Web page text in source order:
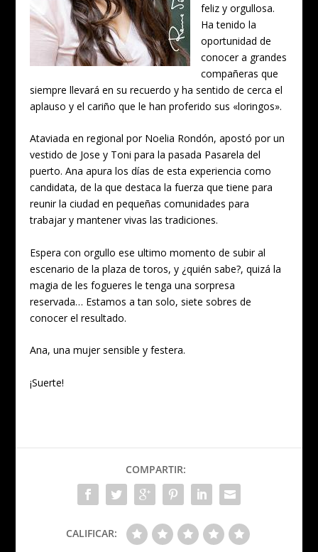
feliz y orgullosa.
Ha tenido la
oportunidad de
conocer a grandes
compañeras que
siempre llevará en su recuerdo y ha sentido de cerca el
aplauso y el cariño que le han proferido sus «loringos».
Ataviada en regional por Noelia Rondón, apostó por un
vestido de Jose y Toni para la pasada Pasarela del
puerto. Ana apura los días de esta experiencia como
candidata, de la que destaca la fuerza que tiene para
reunir la ciudad en pequeñas comunidades para
trabajar y mantener vivas las tradiciones.
Espera con orgullo ese ultimo momento de subir al
escenario de la plaza de toros, y ¿quién sabe?, quizá la
magia de les fogueres le tenga una sorpresa
reservada… Estamos a tan solo, siete sobres de
conocer el resultado.
Ana, una mujer sensible y festera.
¡Suerte!
COMPARTIR:
CALIFICAR: